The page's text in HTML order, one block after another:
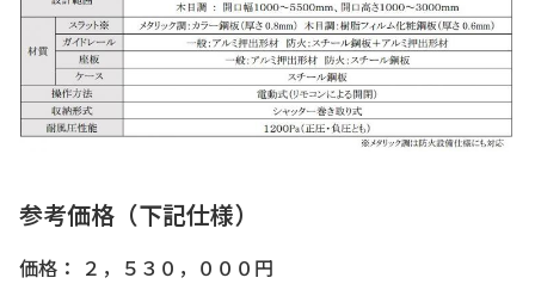
参考価格（下記仕様）
価格： ２，５３０，０００円